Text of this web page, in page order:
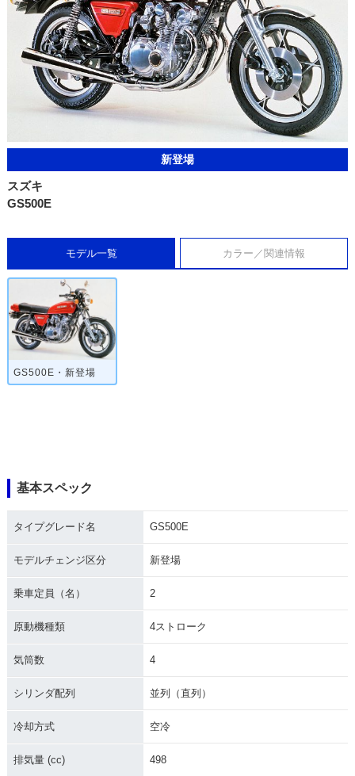
新登場
スズキ
GS500E
モデル一覧 カラー／関連情報
GS500E・新登場
基本スペック
タイプグレード名 GS500E
モデルチェンジ区分 新登場
乗車定員（名） 2
原動機種類 4ストローク
気筒数 4
シリンダ配列 並列（直列）
冷却方式 空冷
排気量 (cc) 498